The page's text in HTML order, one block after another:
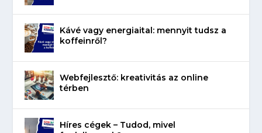
Kávé vagy energiaital: mennyit tudsz a
koffeinről?
Webfejlesztő: kreativitás az online
térben
Híres cégek – Tudod, mivel